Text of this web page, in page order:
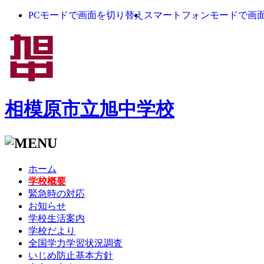
PCモードで画面を切り替え スマートフォンモードで画
相模原市立旭中学校
ホーム
学校概要
緊急時の対応
お知らせ
学校生活案内
学校だより
全国学力学習状況調査
いじめ防止基本方針